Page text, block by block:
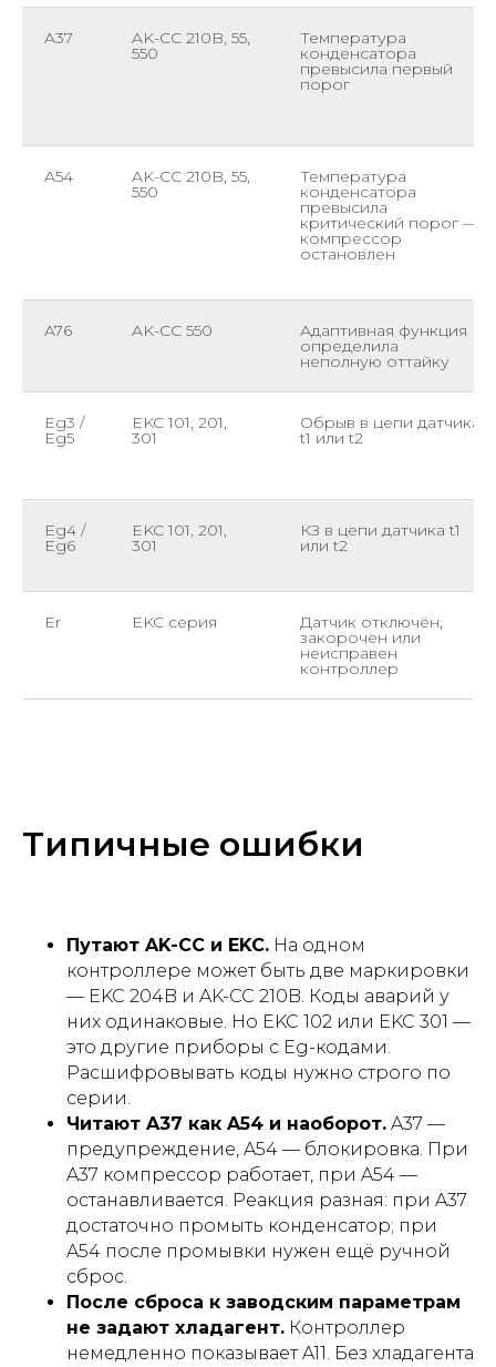
A37 AK-CC 210B, 55,
550
Температура
конденсатора
превысила первый
порог
A54 AK-CC 210B, 55,
550
Температура
конденсатора
превысила
критический порог —
компрессор
остановлен
A76 AK-CC 550 Адаптивная функция
определила
неполную оттайку
Eg3 /
Eg5
EKC 101, 201,
301
Обрыв в цепи датчика
t1 или t2
Eg4 /
Eg6
EKC 101, 201,
301
КЗ в цепи датчика t1
или t2
Er EKC серия Датчик отключён,
закорочен или
неисправен
контроллер
Типичные ошибки
Путают AK-CC и EKC. На одном
контроллере может быть две маркировки
— EKC 204B и AK-CC 210B. Коды аварий у
них одинаковые. Но EKC 102 или EKC 301 —
это другие приборы с Eg-кодами.
Расшифровывать коды нужно строго по
серии.
Читают A37 как A54 и наоборот. A37 —
предупреждение, A54 — блокировка. При
A37 компрессор работает, при A54 —
останавливается. Реакция разная: при A37
достаточно промыть конденсатор; при
A54 после промывки нужен ещё ручной
сброс.
После сброса к заводским параметрам
не задают хладагент. Контроллер
немедленно показывает A11. Без хладагента